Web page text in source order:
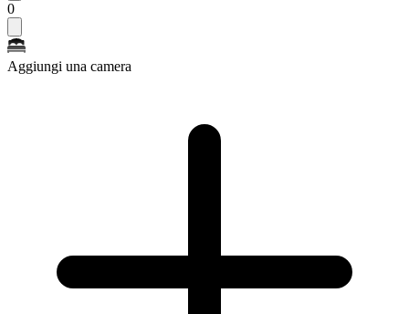
0
Aggiungi una camera